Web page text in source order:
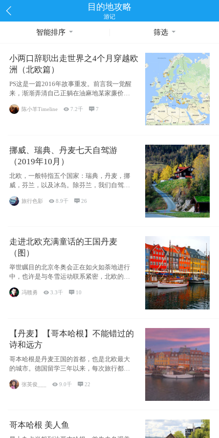
目的地攻略
游记
智能排序 筛选
小两口辞职出走世界之4个月穿越欧
洲（北欧篇）
PS这是一篇2016年故事重发。前言我一觉醒
来，渐渐弄清自己正躺在油麻地某家廉价宾
馆
陈小羊Timeline 7.2千 7
挪威、瑞典、丹麦七天自驾游
（2019年10月）
北欧，一般特指五个国家：瑞典，丹麦，挪
威，芬兰，以及冰岛。除芬兰，我们自驾游
旅行色影 8.9千 26
走进北欧充满童话的王国丹麦
（图）
举世瞩目的北京冬奥会正在如火如荼地进行
中，也许是与冬雪运动联系紧密，北欧的一
些国家因
冯赣勇 3.3千  10
【丹麦】【哥本哈根】不能错过的
诗和远方
哥本哈根是丹麦王国的首都，也是北欧最大
的城市。德国留学三年以来，每次旅行都是
张英俊___ 9.0千 22
哥本哈根 美人鱼